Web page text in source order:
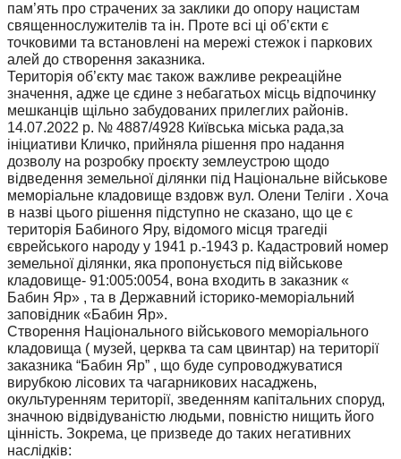
пам’ять про страчених за заклики до опору нацистам
священнослужителів та ін. Проте всі ці об’єкти є
точковими та встановлені на мережі стежок і паркових
алей до створення заказника.
Територія об’єкту має також важливе рекреаційне
значення, адже це єдине з небагатьох місць відпочинку
мешканців щільно забудованих прилеглих районів.
14.07.2022 р. № 4887/4928 Київська міська рада,за
ініциативи Кличко, прийняла рішення про надання
дозволу на розробку проєкту землеустрою щодо
відведення земельної ділянки під Національне військове
меморіальне кладовище вздовж вул. Олени Теліги . Хоча
в назві цього рішення підступно не сказано, що це є
територія Бабиного Яру, відомого місця трагедіі
єврейського народу у 1941 р.-1943 р. Кадастровий номер
земельної ділянки, яка пропонується під військове
кладовище- 91:005:0054, вона входить в заказник «
Бабин Яр» , та в Державний історико-меморіальний
заповідник «Бабин Яр».
Створення Національного військового меморіального
кладовища ( музей, церква та сам цвинтар) на території
заказника “Бабин Яр” , що буде супроводжуватися
вирубкою лісових та чагарникових насаджень,
окультуренням території, зведенням капітальних споруд,
значною відвідуваністю людьми, повністю нищить його
цінність. Зокрема, це призведе до таких негативних
наслідків: